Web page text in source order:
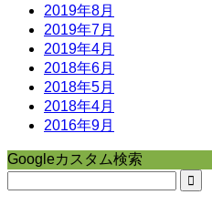
2019年8月
2019年7月
2019年4月
2018年6月
2018年5月
2018年4月
2016年9月
Googleカスタム検索